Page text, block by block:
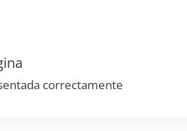
correctamente